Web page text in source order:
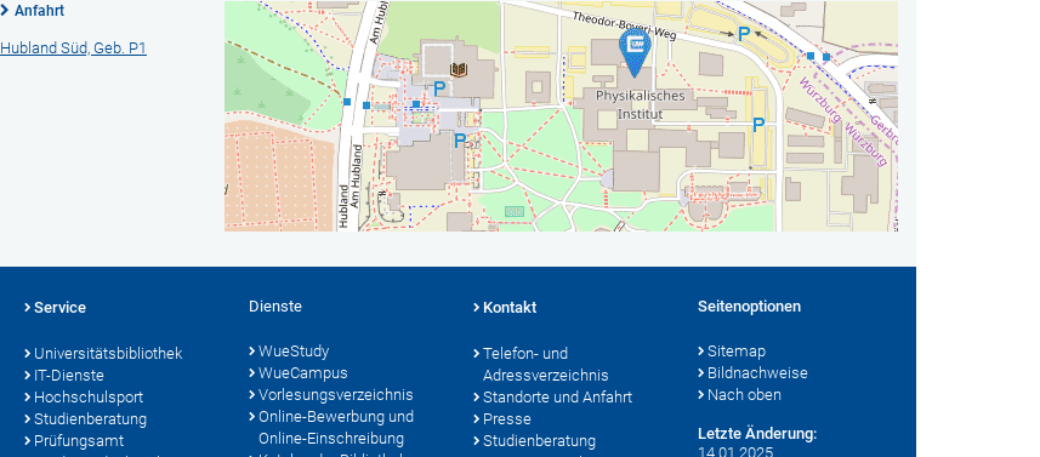
Anfahrt
Hubland Süd, Geb. P1
Service
Universitätsbibliothek
IT-Dienste
Hochschulsport
Studienberatung
Prüfungsamt
Dienste
WueStudy
WueCampus
Vorlesungsverzeichnis
Online-Bewerbung und
Online-Einschreibung
Kontakt
Telefon- und
Adressverzeichnis
Standorte und Anfahrt
Presse
Studienberatung
Seitenoptionen
Sitemap
Bildnachweise
Nach oben
Letzte Änderung:
14.01.2025